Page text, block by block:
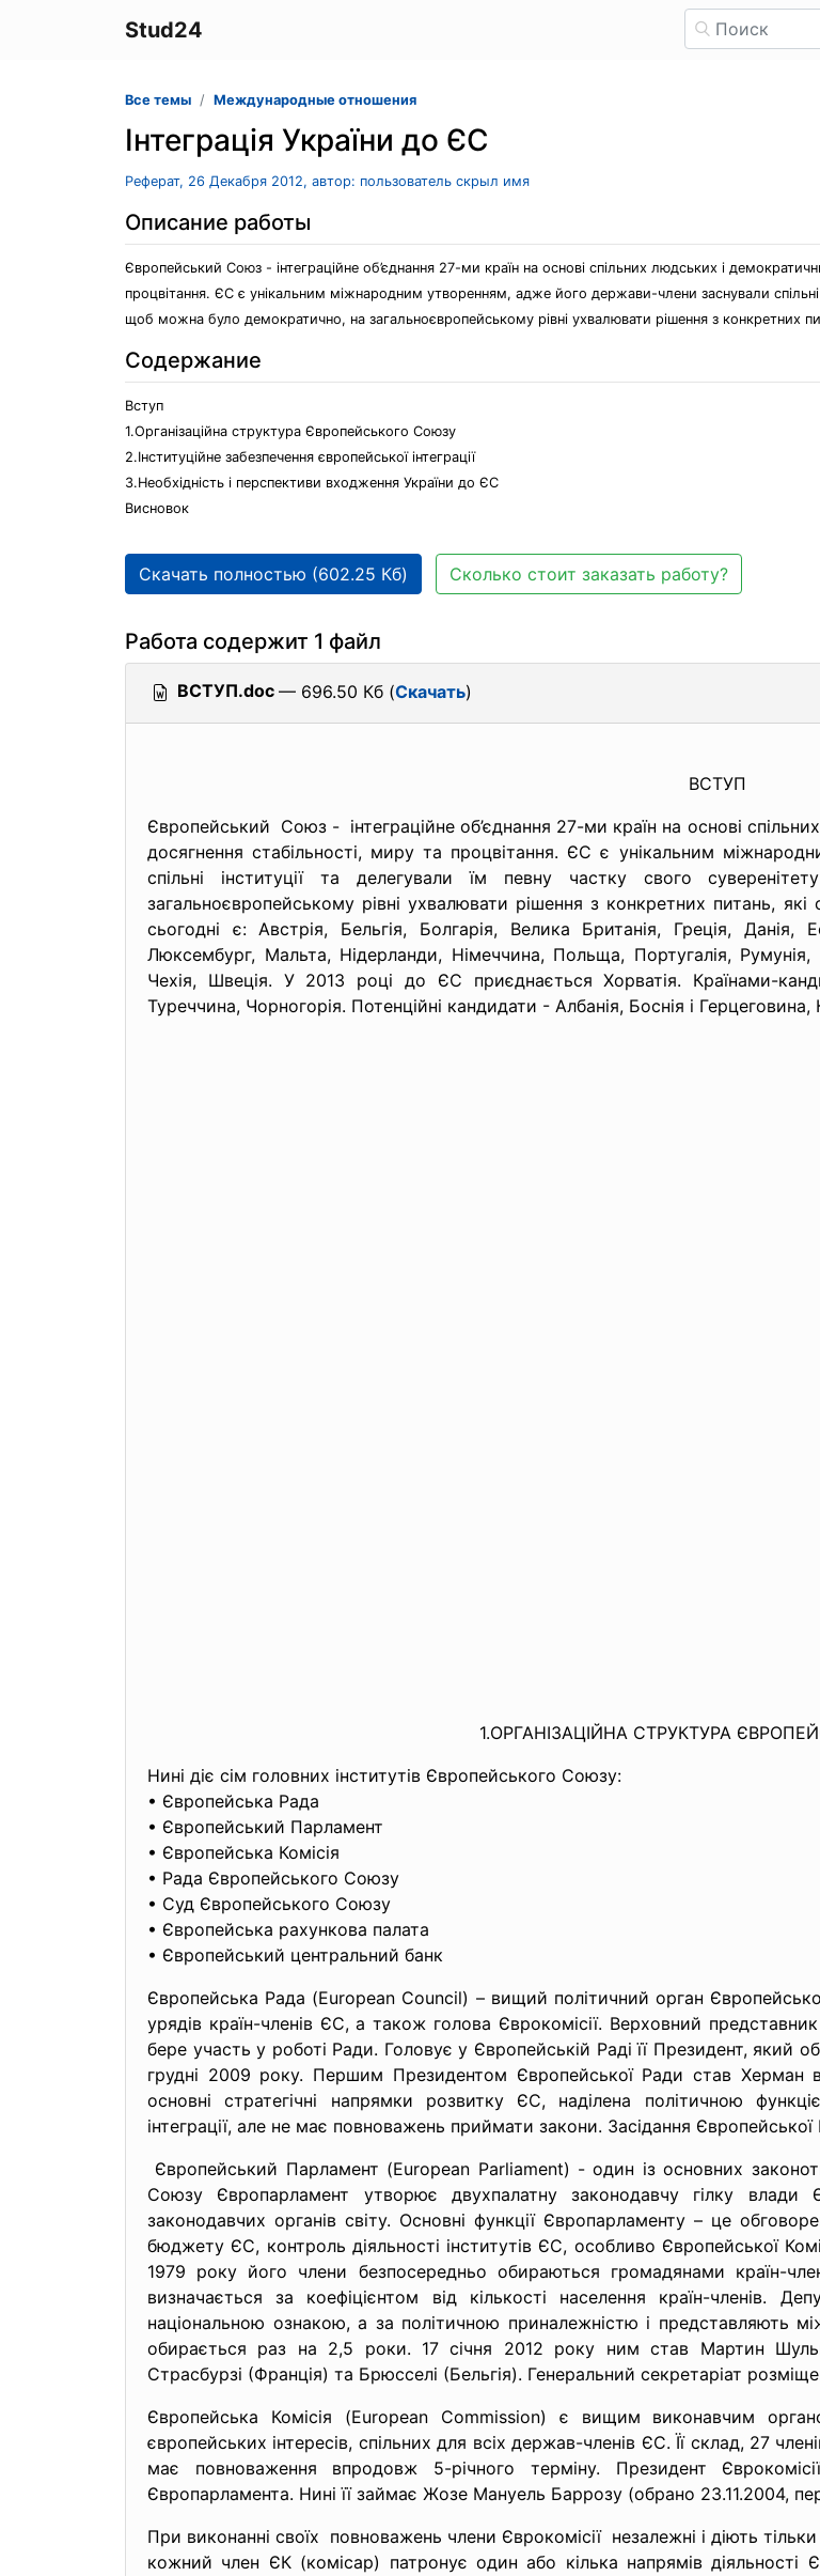
Stud24
Все темы Международные отношения
Інтеграція України до ЄС
Реферат, 26 Декабря 2012, автор: пользователь скрыл имя
Описание работы
Європейський Союз - інтеграційне об’єднання 27-ми країн на основі спільних людських і
процвітання. ЄС є унікальним міжнародним утворенням, адже його держави-члени заснували спільні
щоб можна було демократично, на загальноєвропейському рівні ухвалювати рішення з конкретних
Содержание
Вступ
1.Організаційна структура Європейського Союзу
2.Інституційне забезпечення європейської інтеграції
3.Необхідність і перспективи входження України до ЄС
Висновок
Скачать полностью (602.25 Кб) Сколько стоит заказать работу?
Работа содержит 1 файл
ВСТУП.doc — 696.50 Кб (Скачать)
ВСТУП
Європейський Союз - інтеграційне об’єднання 27-ми країн на основі
досягнення стабільності, миру та процвітання. ЄС є унікальним
спільні інституції та делегували їм певну частку свого
загальноєвропейському рівні ухвалювати рішення з конкретних питань,
сьогодні є: Австрія, Бельгія, Болгарія, Велика Британія, Греція, Данія,
Люксембург, Мальта, Нідерланди, Німеччина, Польща, Португалія,
Чехія, Швеція. У 2013 році до ЄС приєднається Хорватія. Країнами-
Туреччина, Чорногорія. Потенційні кандидати - Албанія, Боснія і Герцеговина,
1.ОРГАНІЗАЦІЙНА СТРУКТУРА
Нині діє сім головних інститутів Європейського Союзу:
• Європейська Рада
• Європейський Парламент
• Європейська Комісія
• Рада Європейського Союзу
• Суд Європейського Союзу
• Європейська рахункова палата
• Європейський центральний банк
Європейська Рада (European Council) – вищий політичний орган
урядів країн-членів ЄС, а також голова Єврокомісії. Верховний
бере участь у роботі Ради. Головує у Європейській Раді її Президент, який
грудні 2009 року. Першим Президентом Європейської Ради став Херман
основні стратегічні напрямки розвитку ЄС, наділена політичною
інтеграції, але не має повноважень приймати закони. Засідання
Європейський Парламент (European Parliament) - один із основних
Союзу Європарламент утворює двухпалатну законодавчу гілку
законодавчих органів світу. Основні функції Європарламенту – це
бюджету ЄС, контроль діяльності інститутів ЄС, особливо Європейської
1979 року його члени безпосередньо обираються громадянами країн-
визначається за коефіцієнтом від кількості населення країн-членів.
національною ознакою, а за політичною приналежністю і представляють
обирається раз на 2,5 роки. 17 січня 2012 року ним став Мартин
Страсбурзі (Франція) та Брюсселі (Бельгія). Генеральний секретаріат
Європейська Комісія (European Commission) є вищим виконавчим
європейських інтересів, спільних для всіх держав-членів ЄС. Її склад, 27
має повноваження впродовж 5-річного терміну. Президент
Європарламента. Нині її займає Жозе Мануель Баррозу (обрано 23.11.2004,
При виконанні своїх повноважень члени Єврокомісії незалежні і діють
кожний член ЄК (комісар) патронує один або кілька напрямів діяльності